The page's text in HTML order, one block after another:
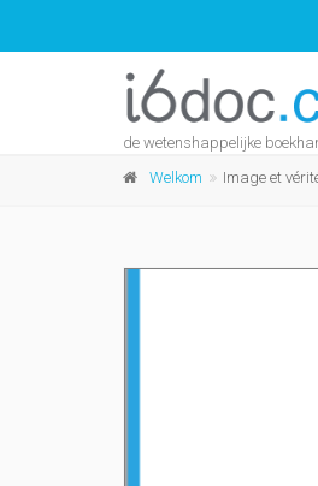
de wetenshappelijke
Welkom Image et